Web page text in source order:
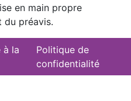
en main propre
préavis.
à la
Politique de
confidentialité